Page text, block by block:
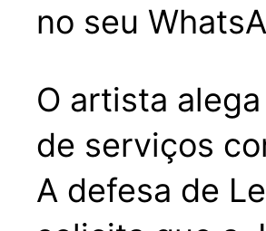
no seu
O artista
de serviços
A defesa de